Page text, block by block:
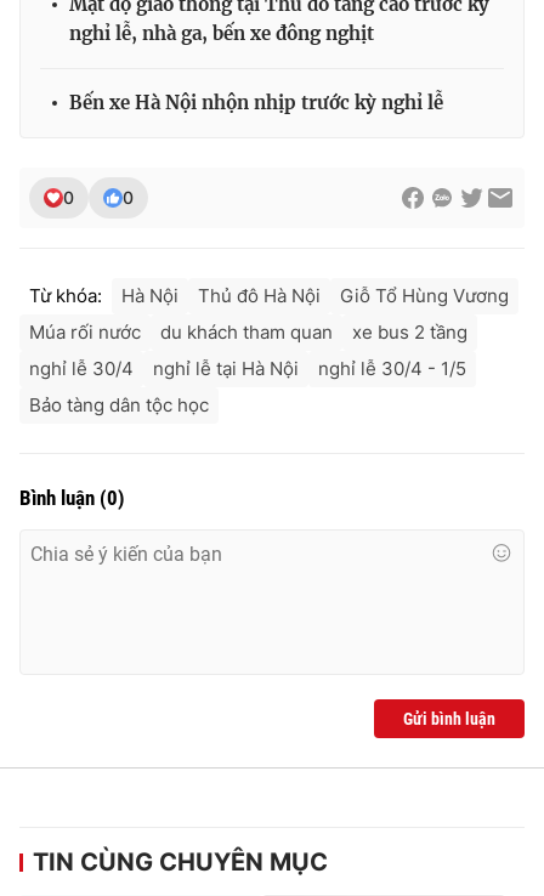
Ðiện thoại Thời báo VTV:024.66 897 897
Email:toasoan@vtv.vn
® Cấm sao chép dưới mọi hình thức nếu không có sự chấp
nghỉ lễ, nhà ga, bến xe đông nghịt
Bến xe Hà Nội nhộn nhịp trước kỳ nghỉ lễ
0 0
Từ khóa: Hà Nội Thủ đô Hà Nội
Giỗ Tổ Hùng Vương
Múa rối nước
du khách tham quan
xe bus 2 tầng
nghỉ lễ 30/4
nghỉ lễ tại Hà Nội
nghỉ lễ 30/4 - 1/5
Bảo tàng dân tộc học
Bình luận (0)
Gửi bình luận
TIN CÙNG CHUYÊN MỤC